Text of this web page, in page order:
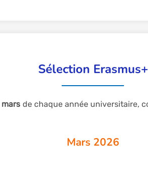
Sélection Erasmus+
mars de chaque année universitaire,
Mars 2026